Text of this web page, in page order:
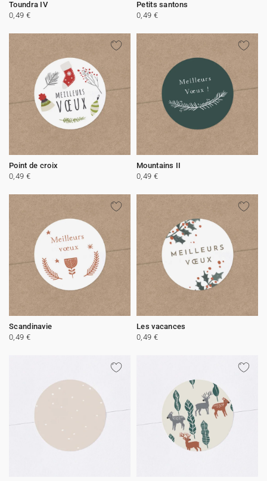
Toundra IV
0,49 €
Petits santons
0,49 €
Point de croix
0,49 €
Mountains II
0,49 €
Scandinavie
0,49 €
Les vacances
0,49 €